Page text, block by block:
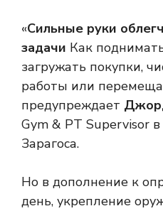
«Сильные руки
задачи Как
загружать покупки,
работы или
предупреждает
Gym & PT Supervisor
Зарагоса.
Но в дополнение к
день, укрепление